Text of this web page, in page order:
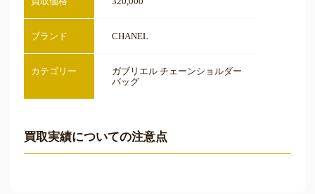
ブランド CHANEL
カテゴリー
ガブリエル チェーンショルダー
バッグ
買取実績についての注意点